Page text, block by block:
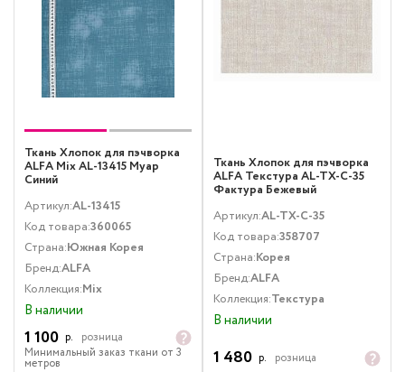
Ткань Хлопок для пэчворка
ALFA Mix AL-13415 Муар
Синий
Артикул:AL-13415
Код товара:360065
Страна:Южная Корея
Бренд:ALFA
Коллекция:Mix
В наличии
1 100 р.
розница
Минимальный заказ ткани от 3
метров
Ткань Хлопок для пэчворка
ALFA Текстура AL-TX-C-35
Фактура Бежевый
Артикул:AL-TX-C-35
Код товара:358707
Страна:Корея
Бренд:ALFA
Коллекция:Текстура
В наличии
1 480 р. розница